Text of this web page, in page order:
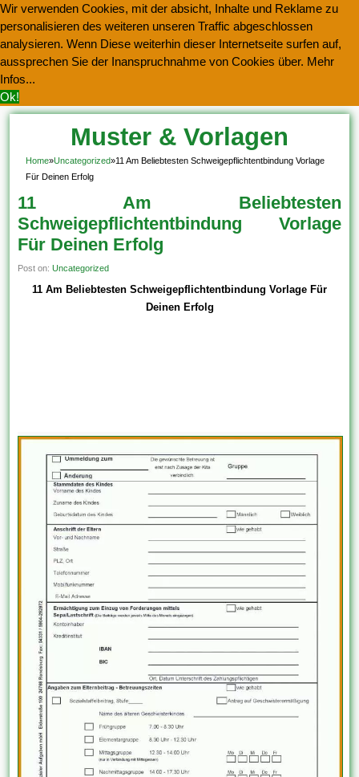
Wir verwenden Cookies, mit der absicht, Inhalte und Reklame zu
personalisieren des weiteren unseren Traffic abgeschlossen
analysieren. Wenn Diese weiterhin dieser Internetseite surfen auf,
aussprechen Sie der Inanspruchnahme von Cookies über. Mehr
Infos...
Ok!
Muster & Vorlagen
Kostenlos Herunterladen
Home»Uncategorized»11 Am Beliebtesten Schweigepflichtentbindung Vorlage
Für Deinen Erfolg
11 Am Beliebtesten
Schweigepflichtentbindung Vorlage
Für Deinen Erfolg
Post on:Uncategorized
11 Am Beliebtesten Schweigepflichtentbindung Vorlage Für
Deinen Erfolg